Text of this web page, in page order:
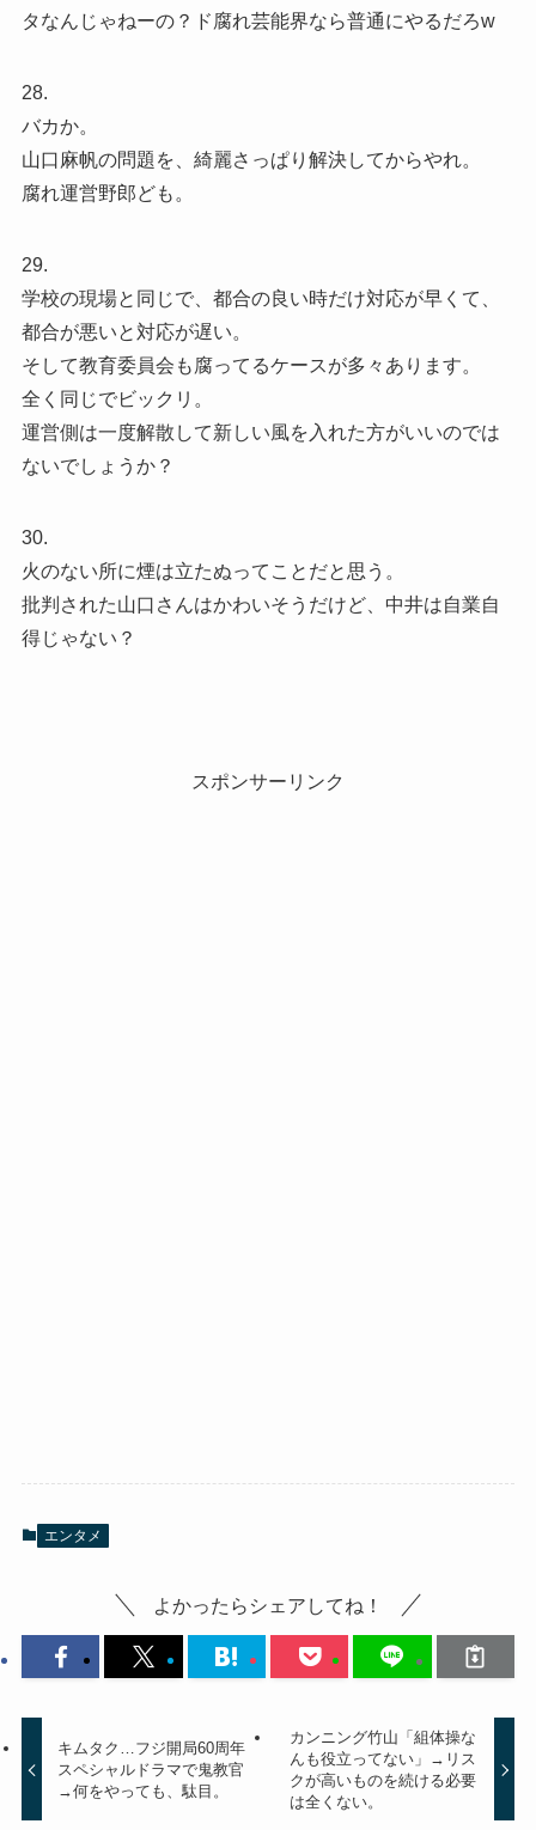
タなんじゃねーの？ド腐れ芸能界なら普通にやるだろw
28.
バカか。
山口麻帆の問題を、綺麗さっぱり解決してからやれ。
腐れ運営野郎ども。
29.
学校の現場と同じで、都合の良い時だけ対応が早くて、
都合が悪いと対応が遅い。
そして教育委員会も腐ってるケースが多々あります。
全く同じでビックリ。
運営側は一度解散して新しい風を入れた方がいいのでは
ないでしょうか？
30.
火のない所に煙は立たぬってことだと思う。
批判された山口さんはかわいそうだけど、中井は自業自
得じゃない？
スポンサーリンク
エンタメ
よかったらシェアしてね！
キムタク…フジ開局60周年
スペシャルドラマで鬼教官
→何をやっても、駄目。
カンニング竹山「組体操な
んも役立ってない」→リス
クが高いものを続ける必要
は全くない。